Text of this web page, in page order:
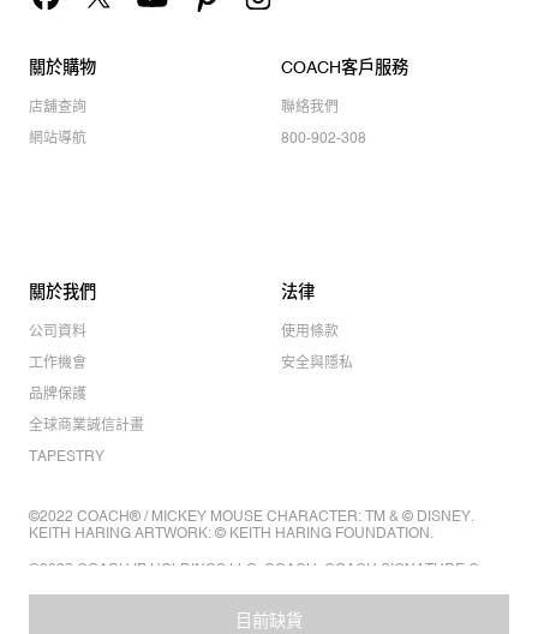
目前缺貨
關於購物
店舖查詢
網站導航
COACH客戶服務
聯絡我們
800-902-308
關於我們
公司資料
工作機會
品牌保護
全球商業誠信計畫
TAPESTRY
法律
使用條款
安全與隱私
©2022 COACH® / MICKEY MOUSE CHARACTER: TM & © DISNEY.
KEITH HARING ARTWORK: © KEITH HARING FOUNDATION.
©2022 COACH IP HOLDINGS LLC. COACH, COACH SIGNATURE C